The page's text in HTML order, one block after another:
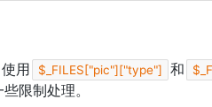
用 $_FILES["pic"]["type"] 和
限制处理。